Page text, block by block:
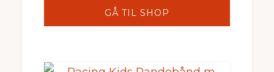
pris
GÅ TIL SHOP